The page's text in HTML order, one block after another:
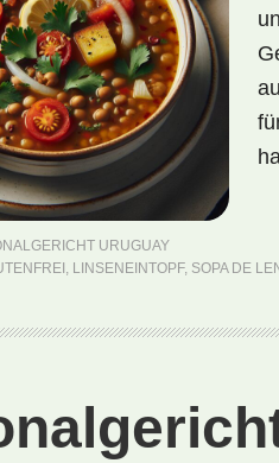
URUGUAY
, LINSENEINTOPF, SOPA DE